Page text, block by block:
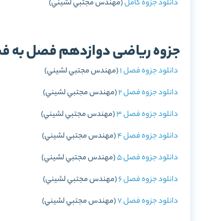
دانلود جزوه کامل(مهندس مجتبي لشيني)
جزوه ریاضی دوازدهم فصل به
دانلود جزوه فصل 1 (مهندس مجتبي لشيني)
دانلود جزوه فصل 2 (مهندس مجتبي لشيني)
دانلود جزوه فصل 3
(مهندس مجتبي لشيني)
دانلود جزوه فصل 4 (مهندس مجتبي لشيني)
دانلود جزوه فصل 5
(مهندس مجتبي لشيني)
دانلود جزوه فصل 6 (مهندس مجتبي لشيني)
دانلود جزوه فصل 7 (مهندس مجتبي لشيني)